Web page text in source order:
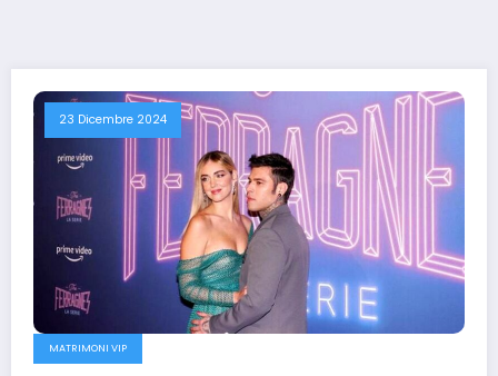
23 Dicembre 2024
MATRIMONI VIP